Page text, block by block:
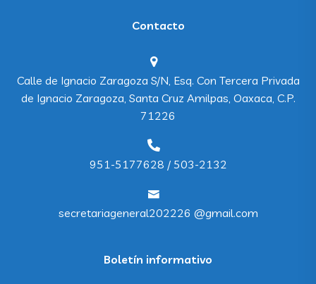
Contacto
Calle de Ignacio Zaragoza S/N, Esq. Con Tercera Privada
de Ignacio Zaragoza, Santa Cruz Amilpas, Oaxaca, C.P.
71226
951-5177628 / 503-2132
secretariageneral202226 @gmail.com
Boletín informativo